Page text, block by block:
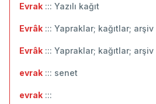
Evrak ::: Yazılı kağıt
Evrâk ::: Yapraklar; kağıtlar; arşiv
Evrâk ::: Yapraklar; kağıtlar; arşiv
evrak ::: senet
evrak :::